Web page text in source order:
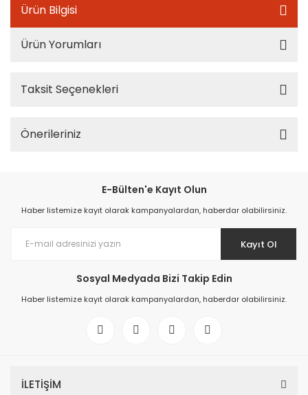
Ürün Bilgisi
Ürün Yorumları
Taksit Seçenekleri
Önerileriniz
E-Bülten'e Kayıt Olun
Haber listemize kayıt olarak kampanyalardan, haberdar olabilirsiniz.
Kayıt Ol
Sosyal Medyada Bizi Takip Edin
Haber listemize kayıt olarak kampanyalardan, haberdar olabilirsiniz.
İLETİŞİM